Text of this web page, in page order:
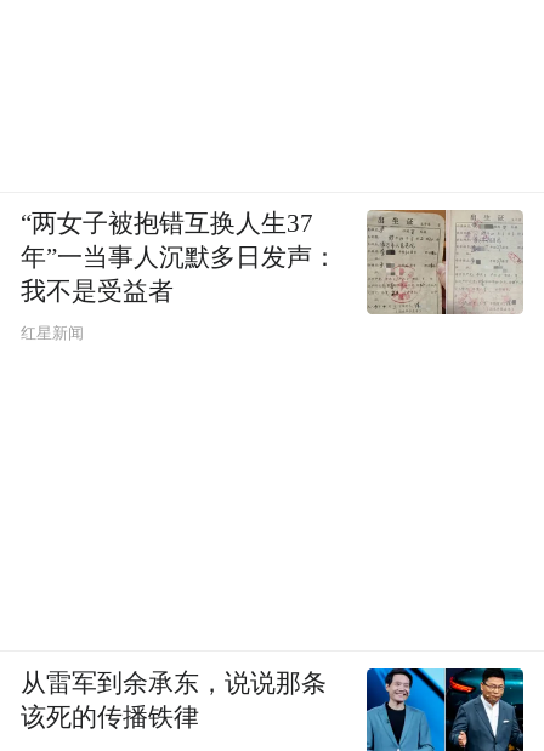
“两女子被抱错互换人生37
年”一当事人沉默多日发声：
我不是受益者
红星新闻
从雷军到余承东，说说那条
该死的传播铁律